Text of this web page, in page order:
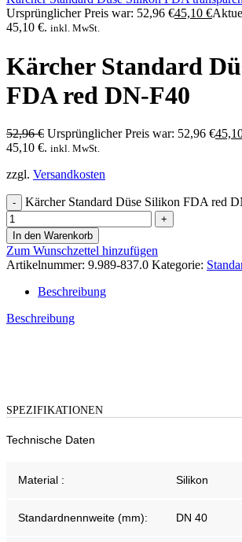
Ursprünglicher Preis war: 52,96 €45,10 €
45,10 €. inkl. MwSt.
Kärcher Standard
FDA red DN-F40
52,96€ Ursprünglicher Preis war: 52,96 €
45,10 €. inkl. MwSt.
zzgl. Versandkosten
Kärcher Standard Düse Silikon FDA red
In den Warenkorb
Zum Wunschzettel hinzufügen
Artikelnummer: 9.989-837.0 Kategorie:
Beschreibung
Beschreibung
SPEZIFIKATIONEN
Technische Daten
Material : Silikon
Standardnennweite (mm): DN 40